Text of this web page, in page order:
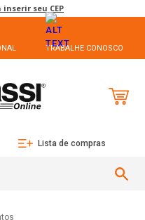
seu CEP
TRABALHE CONOSCO
Lista de compras